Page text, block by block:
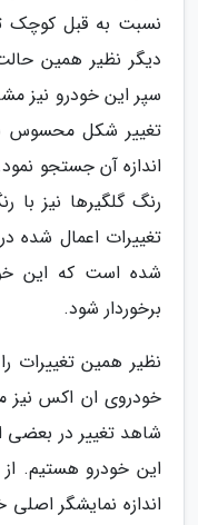
نسبت به قبل کوچک
دیگر نظیر همین
سپر این خودرو نیز
تغییر شکل محسوس
رنگ گلگیرها نیز
شده است که این
برخوردار شود.
نظیر همین
خودروی ان اکس نیز
شاهد تغییر در
این خودرو هستیم. از